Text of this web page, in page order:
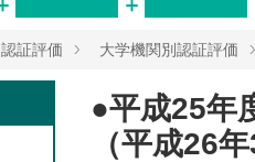
認証評価 大学機関別認証評価
●平成25年
（平成26年